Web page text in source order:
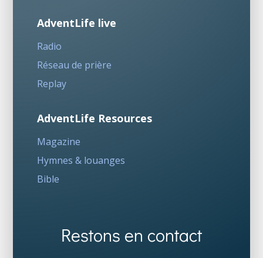
AdventLife live
Radio
Réseau de prière
Replay
AdventLife Resources
Magazine
Hymnes & louanges
Bible
Restons en contact